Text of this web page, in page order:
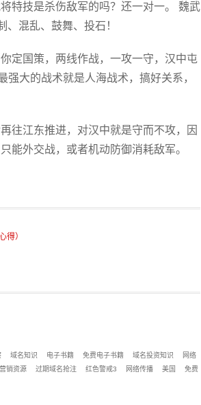
特技是杀伤敌军的吗？还一对一。 魏武
混乱、鼓舞、投石！
定国策，两线作战，一攻一守，汉中屯
大的战术就是人海战术，搞好关系，
往江东推进，对汉中就是守而不攻，因
能外交战，或者机动防御消耗敌军。
得）
域名知识 电子书籍 免费电子书籍 域名投资知识
网络
销资源 过期域名抢注 红色警戒3 网络传播 美国
免费